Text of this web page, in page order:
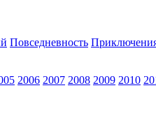
Повседневность
2006 2007 2008 2009 2010